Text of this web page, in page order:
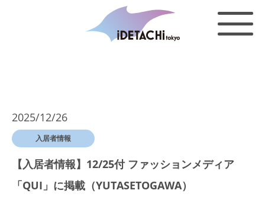
2025/12/26
入居者情報
【入居者情報】12/25付 ファッションメディア
「QUI」に掲載（YUTASETOGAWA）